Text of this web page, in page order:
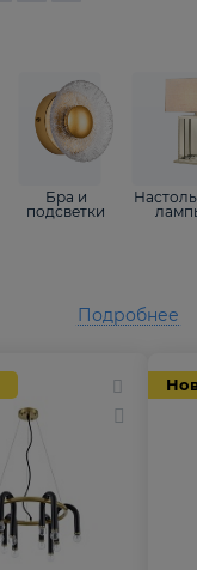
Бра и
подсветки
Подробнее